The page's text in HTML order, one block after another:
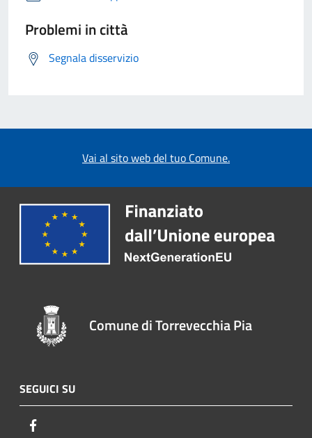
Problemi in città
Segnala disservizio
Vai al sito web del tuo Comune.
Comune di Torrevecchia Pia
SEGUICI SU